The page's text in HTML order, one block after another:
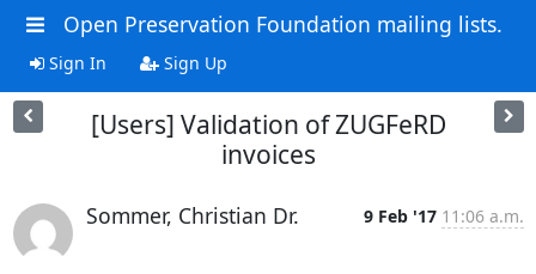
Open Preservation Foundation mailing lists.
Sign In Sign Up
[Users] Validation of ZUGFeRD
invoices
Sommer, Christian Dr. 9 Feb '17 11:06 a.m.